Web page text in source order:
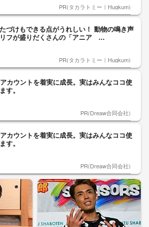
PR(タカラトミー｜Hugkum)
づけもできる点がうれしい！ 動物の鳴き声
フが盛りだくさんの「アニア ...
PR(タカラトミー｜Hugkum)
カウントを着実に成長。実はみんなココ使
す。
PR(Dreaw合同会社)
カウントを着実に成長。実はみんなココ使
す。
PR(Dreaw合同会社)